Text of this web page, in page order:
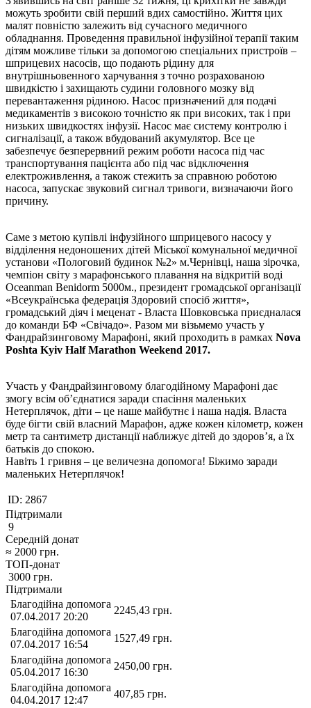
можуть зробити свій перший вдих самостійно. Життя цих
малят повністю залежить від сучасного медичного
обладнання. Проведення правильної інфузійної терапії таким
дітям можливе тільки за допомогою спеціальних пристроїв –
шприцевих насосів, що подають рідину для
внутрішньовенного харчування з точно розрахованою
швидкістю і захищають судини головного мозку від
перевантаження рідиною. Насос призначений для подачі
медикаментів з високою точністю як при високих, так і при
низьких швидкостях інфузії. Насос має систему контролю і
сигналізації, а також вбудований акумулятор. Все це
забезпечує безперервний режим роботи насоса під час
транспортування пацієнта або під час відключення
електроживлення, а також стежить за справною роботою
насоса, запускає звуковий сигнал тривоги, визначаючи його
причину.
Саме з метою купівлі інфузійного шприцевого насосу у
відділення недоношених дітей Міської комунальної медичної
установи «Пологовий будинок №2» м.Чернівці, наша зірочка,
чемпіон світу з марафонського плавання на відкритій воді
Oceanman Benidorm 5000м., президент громадської організації
«Всеукраїнська федерація Здоровий спосіб життя»,
громадський діяч і меценат - Власта Шовковська приєдналася
до команди БФ «Свічадо». Разом ми візьмемо участь у
Фандрайзинговому Марафоні, який проходить в рамках Nova
Poshta Kyiv Half Marathon Weekend 2017.
Участь у Фандрайзинговому благодійному Марафоні дає
змогу всім об’єднатися заради спасіння маленьких
Нетерплячок, діти – це наше майбутнє і наша надія. Власта
буде бігти свій власний Марафон, адже кожен кілометр, кожен
метр та сантиметр дистанції наближує дітей до здоров’я, а їх
батьків до спокою.
Навіть 1 гривня – це величезна допомога! Біжимо заради
маленьких Нетерплячок!
ID: 2867
Підтримали
9
Середній донат
≈ 2000 грн.
ТОП-донат
3000 грн.
Підтримали
Благодійна допомога
07.04.2017 20:20
2245,43 грн.
Благодійна допомога
07.04.2017 16:54
1527,49 грн.
Благодійна допомога
05.04.2017 16:30
2450,00 грн.
Благодійна допомога
04.04.2017 12:47
407,85 грн.